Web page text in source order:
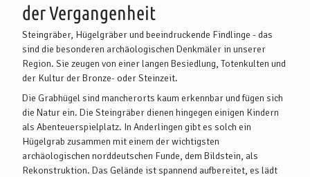
der Vergangenheit
Steingräber, Hügelgräber und beeindruckende Findlinge - das
sind die besonderen archäologischen Denkmäler in unserer
Region. Sie zeugen von einer langen Besiedlung, Totenkulten und
der Kultur der Bronze- oder Steinzeit.
Die Grabhügel sind mancherorts kaum erkennbar und fügen sich
die Natur ein. Die Steingräber dienen hingegen einigen Kindern
als Abenteuerspielplatz. In Anderlingen gibt es solch ein
Hügelgrab zusammen mit einem der wichtigsten
archäologischen norddeutschen Funde, dem Bildstein, als
Rekonstruktion. Das Gelände ist spannend aufbereitet, es lädt